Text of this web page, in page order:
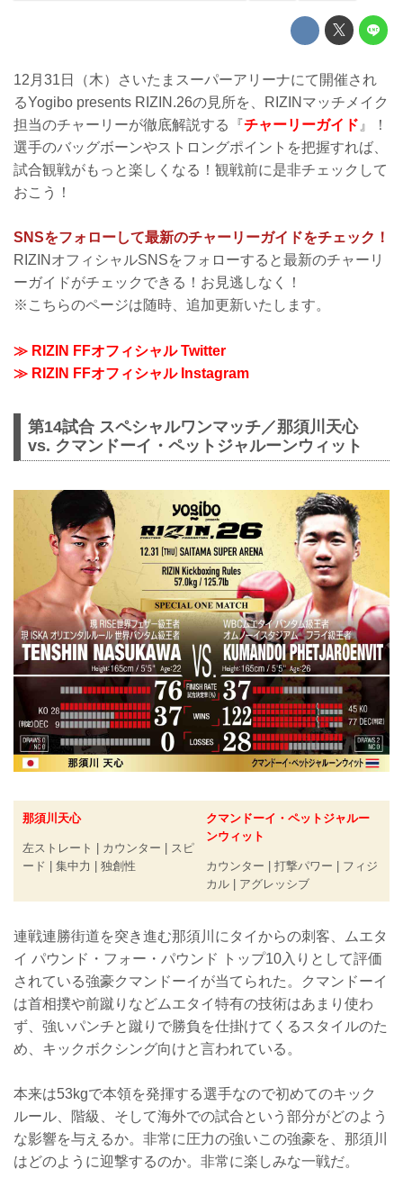
12月31日（木）さいたまスーパーアリーナにて開催され
るYogibo presents RIZIN.26の見所を、RIZINマッチメイク
担当のチャーリーが徹底解説する『チャーリーガイド 』！
選手のバッグボーンやストロングポイントを把握すれば、
試合観戦がもっと楽しくなる！観戦前に是非チェックして
おこう！
SNSをフォローして最新のチャーリーガイドをチェック！
RIZINオフィシャルSNSをフォローすると最新のチャーリ
ーガイドがチェックできる！お見逃しなく！
※こちらのページは随時、追加更新いたします。
≫ RIZIN FFオフィシャル Twitter
≫ RIZIN FFオフィシャル Instagram
第14試合 スペシャルワンマッチ／那須川天心
vs. クマンドーイ・ペットジャルーンウィット
那須川天心
左ストレート | カウンター | スピ
ード | 集中力 | 独創性
クマンドーイ・ペットジャルー
ンウィット
カウンター | 打撃パワー | フィジ
カル | アグレッシブ
連戦連勝街道を突き進む那須川にタイからの刺客、ムエタ
イ パウンド・フォー・パウンド トップ10入りとして評価
されている強豪クマンドーイが当てられた。クマンドーイ
は首相撲や前蹴りなどムエタイ特有の技術はあまり使わ
ず、強いパンチと蹴りで勝負を仕掛けてくるスタイルのた
め、キックボクシング向けと言われている。
本来は53kgで本領を発揮する選手なので初めてのキック
ルール、階級、そして海外での試合という部分がどのよう
な影響を与えるか。非常に圧力の強いこの強豪を、那須川
はどのように迎撃するのか。非常に楽しみな一戦だ。